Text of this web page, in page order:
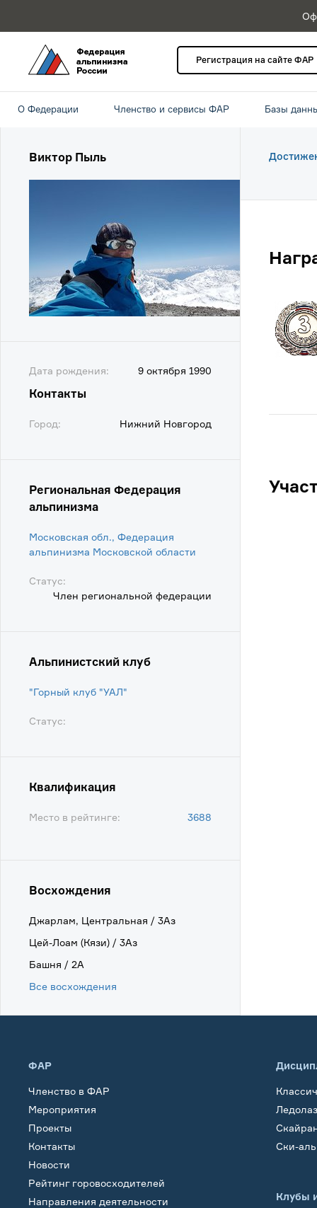
Регистрация на сайте ФАР
О Федерации Членство и сервисы ФАР Базы
Виктор Пыль
Дата рождения: 9 октября 1990
Контакты
Город: Нижний Новгород
Региональная Федерация
альпинизма
Московская обл., Федерация
альпинизма Московской области
Статус:
Член региональной федерации
Альпинистский клуб
"Горный клуб "УАЛ"
Статус:
Квалификация
Место в рейтинге: 3688
Восхождения
Джарлам, Центральная / 3Аз
Цей-Лоам (Кязи) / 3Аз
Башня / 2А
Все восхождения
ФАР
Членство в ФАР
Мероприятия
Проекты
Контакты
Новости
Рейтинг горовосходителей
Направления деятельности
Ски-
Клубы